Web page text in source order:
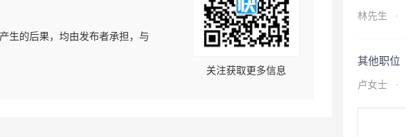
生的后果，均由发布者承担，与
关注获取更多信息
林先生 ·
其他职位
卢女士 ·